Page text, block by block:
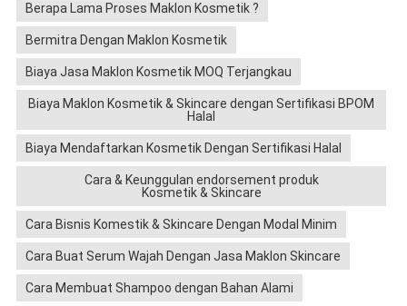
Berapa Lama Proses Maklon Kosmetik ?
Bermitra Dengan Maklon Kosmetik
Biaya Jasa Maklon Kosmetik MOQ Terjangkau
Biaya Maklon Kosmetik & Skincare dengan Sertifikasi BPOM
Halal
Biaya Mendaftarkan Kosmetik Dengan Sertifikasi Halal
Cara & Keunggulan endorsement produk
Kosmetik & Skincare
Cara Bisnis Komestik & Skincare Dengan Modal Minim
Cara Buat Serum Wajah Dengan Jasa Maklon Skincare
Cara Membuat Shampoo dengan Bahan Alami